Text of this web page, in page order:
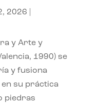
2026
y Arte y
1990) se
y fusiona
su práctica
piedras